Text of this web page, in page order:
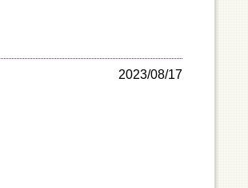
2023/08/17